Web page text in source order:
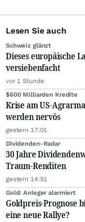
Lesen Sie auch
Schweiz glänzt
Dieses europäische
versiebenfacht
vor 1 Stunde
$600 Milliarden Kredite
Krise am US-
werden nervös
gestern 17:01
Dividenden-Radar
30 Jahre
Traum-Renditen
gestern 14:51
Gold: Anleger alarmiert
Goldpreis-Prognose
eine neue Rallye?